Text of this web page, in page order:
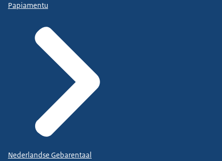
Papiamentu
Nederlandse Gebarentaal